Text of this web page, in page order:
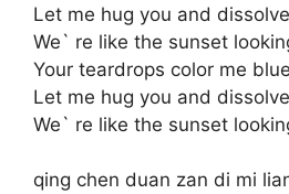
Let me hug you and dissolve
We` re like the sunset
Your teardrops color me blue
Let me hug you and dissolve
We` re like the sunset
qing chen duan zan di mi